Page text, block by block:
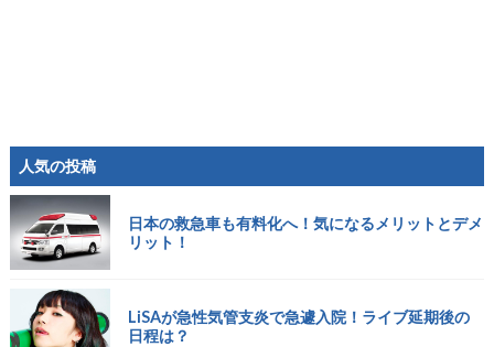
人気の投稿
日本の救急車も有料化へ！気になるメリットとデメ
リット！
LiSAが急性気管支炎で急遽入院！ライブ延期後の
日程は？